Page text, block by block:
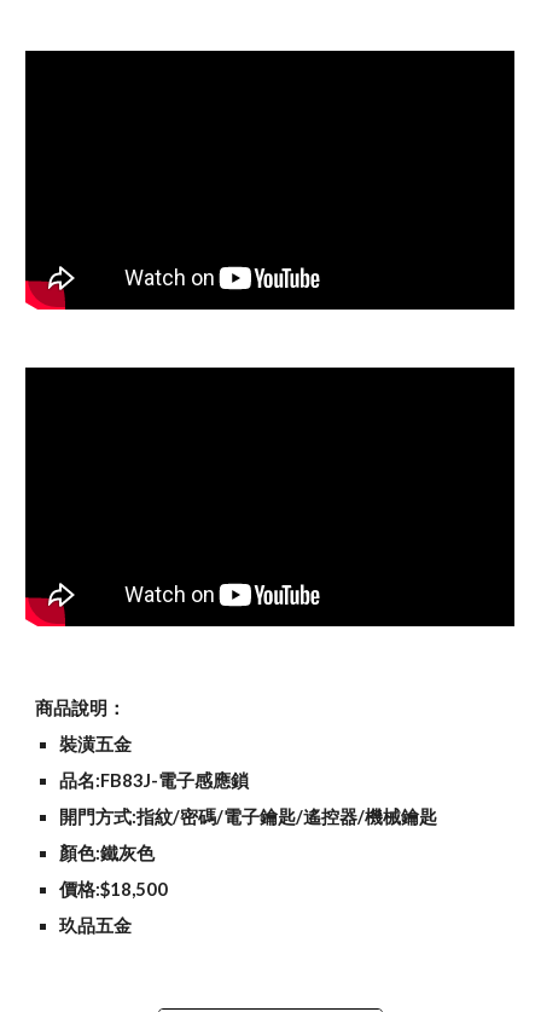
商品說明：
裝潢五金
品名:FB83J-電子感應鎖
開門方式:指紋/密碼/電子鑰匙/遙控器/機械鑰匙
顏色:鐵灰色
價格:$18,500
玖品五金